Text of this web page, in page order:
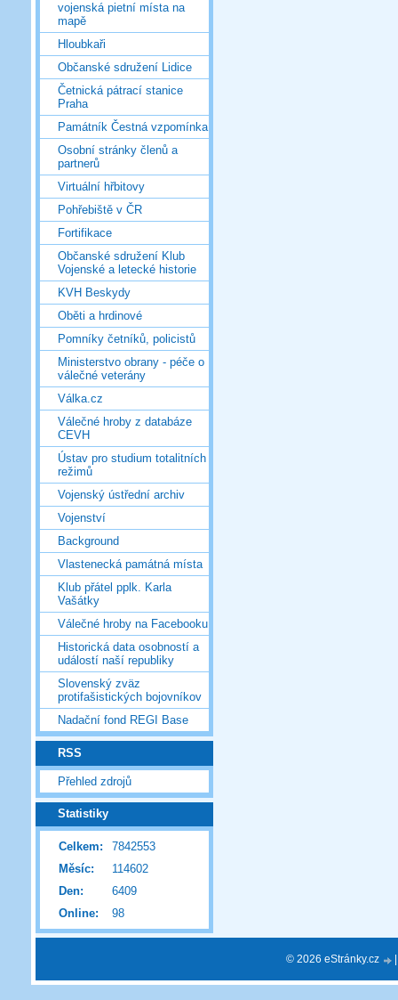
vojenská pietní místa na
mapě
Hloubkaři
Občanské sdružení Lidice
Četnická pátrací stanice
Praha
Památník Čestná vzpomínka
Osobní stránky členů a
partnerů
Virtuální hřbitovy
Pohřebiště v ČR
Fortifikace
Občanské sdružení Klub
Vojenské a letecké historie
KVH Beskydy
Oběti a hrdinové
Pomníky četníků, policistů
Ministerstvo obrany - péče o
válečné veterány
Válka.cz
Válečné hroby z databáze
CEVH
Ústav pro studium totalitních
režimů
Vojenský ústřední archiv
Vojenství
Background
Vlastenecká památná místa
Klub přátel pplk. Karla
Vašátky
Válečné hroby na Facebooku
Historická data osobností a
událostí naší republiky
Slovenský zväz
protifašistických bojovníkov
Nadační fond REGI Base
RSS
Přehled zdrojů
Statistiky
Online: 98
Celkem:
7842553
Měsíc:
114602
Den:
6409
© 2026 eStránky.cz